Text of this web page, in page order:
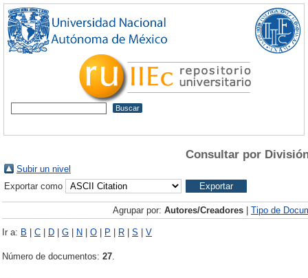
Consultar por
Subir un nivel
Exportar como
Agrupar por: Autores/Creadores Tipo de
Ir a: B C D G N O P R S V
Número de documentos: 27.